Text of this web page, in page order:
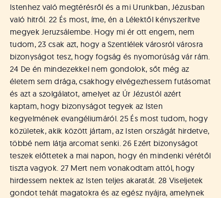
Istenhez való megtérésről és a mi Urunkban, Jézusban
való hitről. 22 És most, íme, én a Lélektől kényszerítve
megyek Jeruzsálembe. Hogy mi ér ott engem, nem
tudom, 23 csak azt, hogy a Szentlélek városról városra
bizonyságot tesz, hogy fogság és nyomorúság vár rám.
24 De én mindezekkel nem gondolok, sőt még az
életem sem drága, csakhogy elvégezhessem futásomat
és azt a szolgálatot, amelyet az Úr Jézustól azért
kaptam, hogy bizonyságot tegyek az Isten
kegyelmének evangéliumáról. 25 És most tudom, hogy
közületek, akik között jártam, az Isten országát hirdetve,
többé nem látja arcomat senki. 26 Ezért bizonyságot
teszek előttetek a mai napon, hogy én mindenki vérétől
tiszta vagyok. 27 Mert nem vonakodtam attól, hogy
hirdessem nektek az Isten teljes akaratát. 28 Viseljetek
gondot tehát magatokra és az egész nyájra, amelynek